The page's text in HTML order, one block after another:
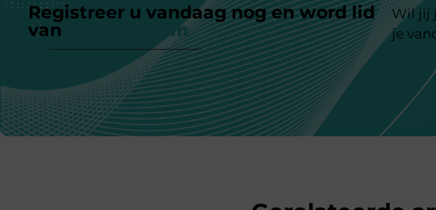
Registreer u vandaag nog en word lid
van
ons platform
Wil jij
je